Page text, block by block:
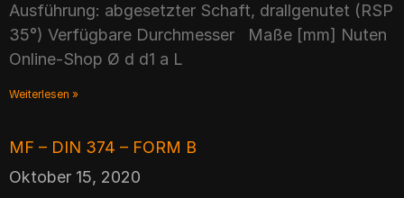
Ausführung: abgesetzter Schaft, drallgenutet (RSP
35°) Verfügbare Durchmesser Maße [mm] Nuten
Online-Shop Ø d d1 a L
Weiterlesen »
MF – DIN 374 – FORM B
Oktober 15, 2020